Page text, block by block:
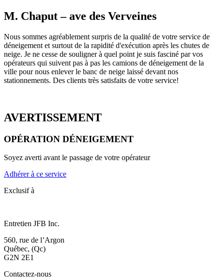
M. Chaput – ave des Verveines
Nous sommes agréablement surpris de la qualité de votre service de
déneigement et surtout de la rapidité d'exécution après les chutes de
neige. Je ne cesse de souligner à quel point je suis fasciné par vos
opérateurs qui suivent pas à pas les camions de déneigement de la
ville pour nous enlever le banc de neige laissé devant nos
stationnements. Des clients très satisfaits de votre service!
AVERTISSEMENT
OPÉRATION DÉNEIGEMENT
Soyez averti avant le passage de votre opérateur
Adhérer à ce service
Exclusif à
Entretien JFB Inc.
560, rue de l’Argon
Québec, (Qc)
G2N 2E1
Contactez-nous